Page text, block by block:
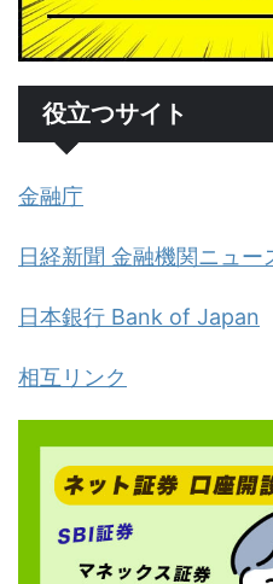
役立つサイト
金融庁
日経新聞 金融機関ニュー
日本銀行 Bank of Japan
相互リンク